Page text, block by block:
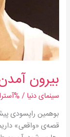
بیرون
سینمای دنیا /
بوهمین راپسودی
قصه‌ی «واقعی»